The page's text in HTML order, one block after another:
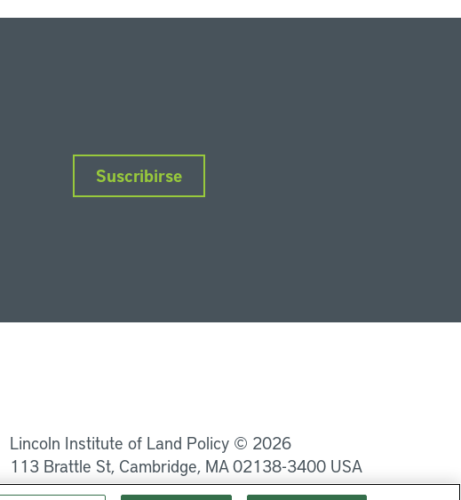
Suscribirse
Lincoln Institute of Land Policy © 2026
113 Brattle St, Cambridge, MA 02138-3400 USA